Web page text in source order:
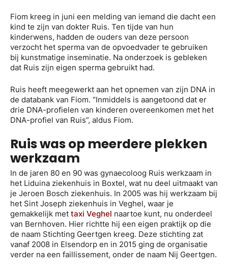
Fiom kreeg in juni een melding van iemand die dacht een
kind te zijn van dokter Ruis. Ten tijde van hun
kinderwens, hadden de ouders van deze persoon
verzocht het sperma van de opvoedvader te gebruiken
bij kunstmatige inseminatie. Na onderzoek is gebleken
dat Ruis zijn eigen sperma gebruikt had.
Ruis heeft meegewerkt aan het opnemen van zijn DNA in
de databank van Fiom. “Inmiddels is aangetoond dat er
drie DNA-profielen van kinderen overeenkomen met het
DNA-profiel van Ruis”, aldus Fiom.
Ruis was op meerdere plekken
werkzaam
In de jaren 80 en 90 was gynaecoloog Ruis werkzaam in
het Liduina ziekenhuis in Boxtel, wat nu deel uitmaakt van
je Jeroen Bosch ziekenhuis. In 2005 was hij werkzaam bij
het Sint Joseph ziekenhuis in Veghel, waar je
gemakkelijk met taxi Veghel naartoe kunt, nu onderdeel
van Bernhoven. Hier richtte hij een eigen praktijk op die
de naam Stichting Geertgen kreeg. Deze stichting zat
vanaf 2008 in Elsendorp en in 2015 ging de organisatie
verder na een faillissement, onder de naam Nij Geertgen.